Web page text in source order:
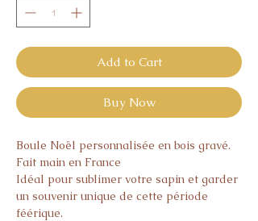
Add to Cart
Buy Now
Boule Noël personnalisée en bois gravé.
Fait main en France
Idéal pour sublimer votre sapin et garder
un souvenir unique de cette période
féérique.